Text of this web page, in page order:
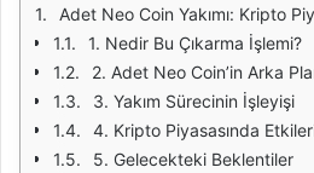
Adet Neo Coin Yakımı: Kripto
1. Nedir Bu Çıkarma İşlemi?
2. Adet Neo Coin’in Arka
3. Yakım Sürecinin İşleyişi
4. Kripto Piyasasında
5. Gelecekteki Beklentiler